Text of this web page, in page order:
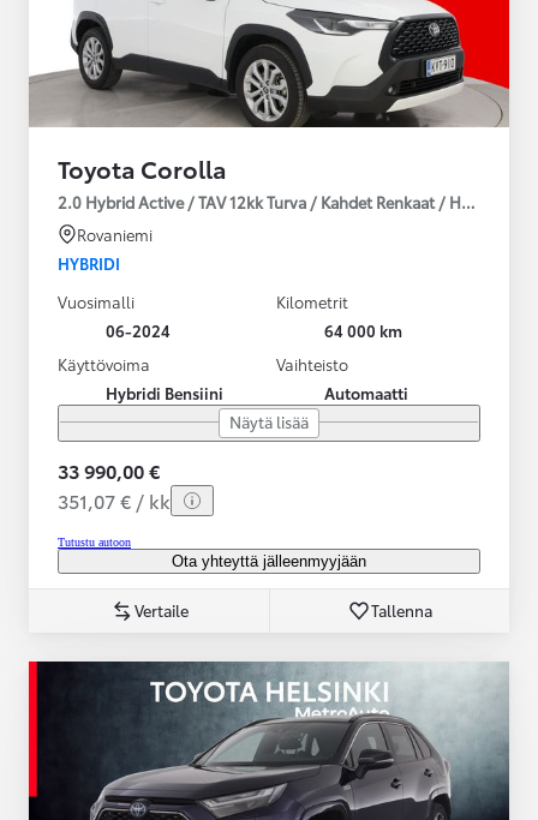
Toyota Corolla
2.0 Hybrid Active / TAV 12kk Turva / Kahdet Renkaat /
Rovaniemi
HYBRIDI
Vuosimalli
06-2024
Kilometrit
64 000 km
Käyttövoima
Hybridi Bensiini
Vaihteisto
Automaatti
Näytä lisää
33 990,00 €
351,07 € / kk
Tutustu autoon
Ota yhteyttä jälleenmyyjään
Vertaile Tallenna